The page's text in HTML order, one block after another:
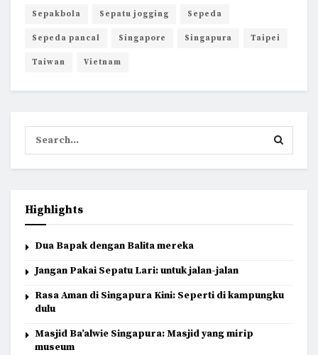
Sepakbola Sepatu jogging Sepeda
Sepeda pancal Singapore Singapura Taipei
Taiwan Vietnam
Highlights
Dua Bapak dengan Balita mereka
Jangan Pakai Sepatu Lari: untuk jalan-jalan
Rasa Aman di Singapura Kini: Seperti di kampungku
dulu
Masjid Ba’alwie Singapura: Masjid yang mirip
museum